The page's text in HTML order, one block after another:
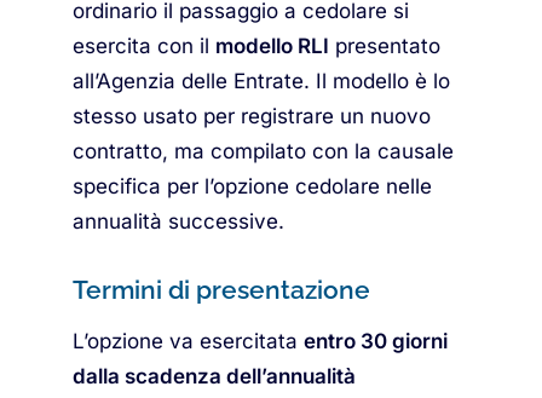
ordinario il passaggio a cedolare si
esercita con il modello RLI presentato
all’Agenzia delle Entrate. Il modello è lo
stesso usato per registrare un nuovo
contratto, ma compilato con la causale
specifica per l’opzione cedolare nelle
annualità successive.
Termini di presentazione
L’opzione va esercitata entro 30 giorni
dalla scadenza dell’annualità